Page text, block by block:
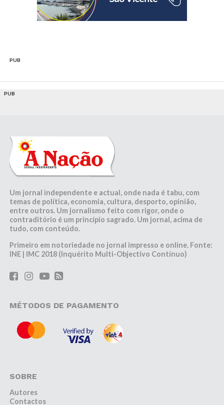
PUB
PUB
Um jornal independente e actual, onde nada é tabu, com
temas de política, economia, cultura, desporto, opinião,
entre outros. Um jornalismo feito com rigor, onde o
contraditório é um princípio sagrado. Um jornal, acima de
tudo, com conteúdo.
Primeiro em notoriedade no jornal impresso e online. Fonte:
INE | IMC 2018 (Inquérito Multi-Objectivo Contínuo)
MÉTODOS DE PAGAMENTO
SOBRE
Autores
Contactos